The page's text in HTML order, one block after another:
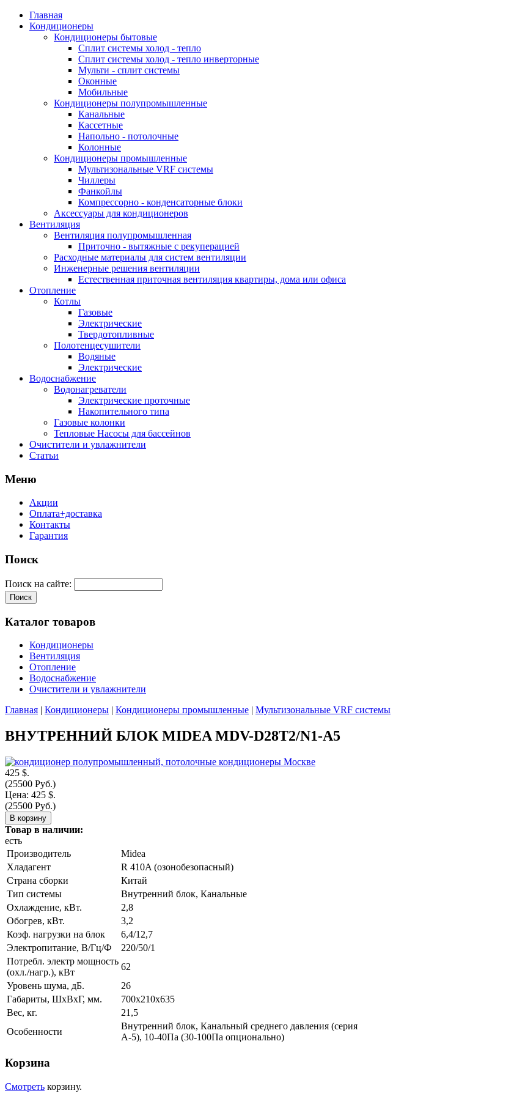
Главная
Кондиционеры
Кондиционеры бытовые
Сплит системы холод - тепло
Сплит системы холод - тепло инверторные
Мульти - сплит системы
Оконные
Мобильные
Кондиционеры полупромышленные
Канальные
Кассетные
Напольно - потолочные
Колонные
Кондиционеры промышленные
Мультизональные VRF системы
Чиллеры
Фанкойлы
Компрессорно - конденсаторные блоки
Аксессуары для кондиционеров
Вентиляция
Вентиляция полупромышленная
Приточно - вытяжные с рекуперацией
Расходные материалы для систем вентиляции
Инженерные решения вентиляции
Естественная приточная вентиляция квартиры, дома или офиса
Отопление
Котлы
Газовые
Электрические
Твердотопливные
Полотенцесушители
Водяные
Электрические
Водоснабжение
Водонагреватели
Электрические проточные
Накопительного типа
Газовые колонки
Тепловые Насосы для бассейнов
Очистители и увлажнители
Статьи
Меню
Акции
Оплата+доставка
Контакты
Гарантия
Поиск
Поиск на сайте:
Каталог товаров
Кондиционеры
Вентиляция
Отопление
Водоснабжение
Очистители и увлажнители
Главная | Кондиционеры | Кондиционеры промышленные | Мультизональные VRF системы
ВНУТРЕННИЙ БЛОК MIDEA MDV-D28T2/N1-A5
425 $.
(25500 Руб.)
Цена: 425 $.
(25500 Руб.)
Товар в наличии:
есть
Производитель
Midea
Хладагент
R 410A (озонобезопасный)
Страна сборки
Китай
Тип системы
Внутренний блок, Канальные
Охлаждение, кВт.
2,8
Обогрев, кВт.
3,2
Коэф. нагрузки на блок
6,4/12,7
Электропитание, В/Гц/Ф
220/50/1
Потребл. электр мощность
(охл./нагр.), кВт
62
Уровень шума, дБ.
26
Габариты, ШхВхГ, мм.
700x210x635
Вес, кг.
21,5
Особенности
Внутренний блок, Канальный среднего давления (серия
А-5), 10-40Па (30-100Па опционально)
Корзина
Смотреть корзину.